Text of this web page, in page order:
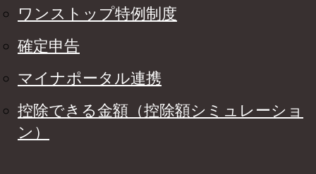
ワンストップ特例制度
確定申告
マイナポータル連携
控除できる金額（控除額シミュレーショ
ン）